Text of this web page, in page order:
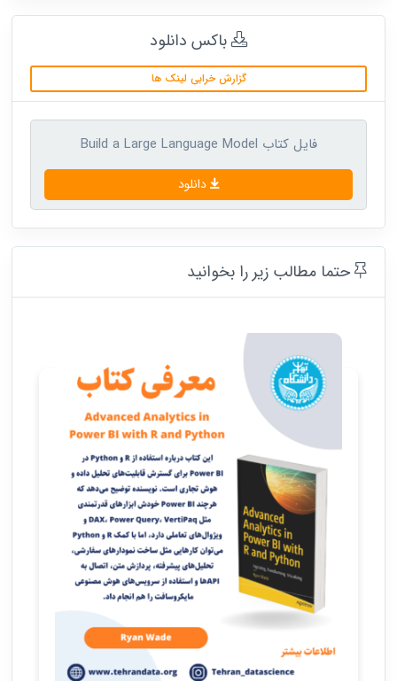
باکس دانلود
گزارش خرابی لینک ها
فایل کتاب Build a Large Language Model
دانلود
حتما مطالب زیر را بخوانید